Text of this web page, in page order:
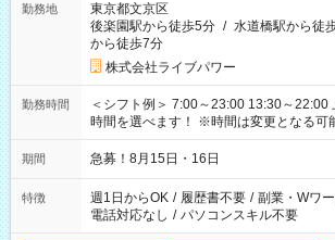
勤務地
東京都文京区
後楽園駅から徒歩5分 / 水道橋駅から徒
から徒歩7分
株式会社ライブパワー
勤務時間
＜シフト例＞ 7:00～23:00 13:30～22:00 上記の時間から好きな
時間を選べます！ ※時間は変更となる可
期間 急募！8月15日・16日
特徴 週1日からOK / 履歴書不要 / 副業・Wワ
電話対応なし / パソコンスキル不要